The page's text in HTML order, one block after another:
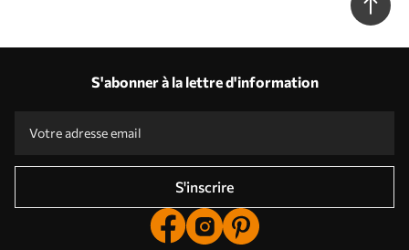
S'abonner à la lettre d'information
S'inscrire